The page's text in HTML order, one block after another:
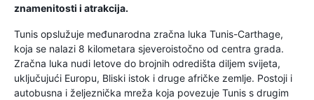
znamenitosti i atrakcija.
Tunis opslužuje međunarodna zračna luka Tunis-Carthage,
koja se nalazi 8 kilometara sjeveroistočno od centra grada.
Zračna luka nudi letove do brojnih odredišta diljem svijeta,
uključujući Europu, Bliski istok i druge afričke zemlje. Postoji i
autobusna i željeznička mreža koja povezuje Tunis s drugim